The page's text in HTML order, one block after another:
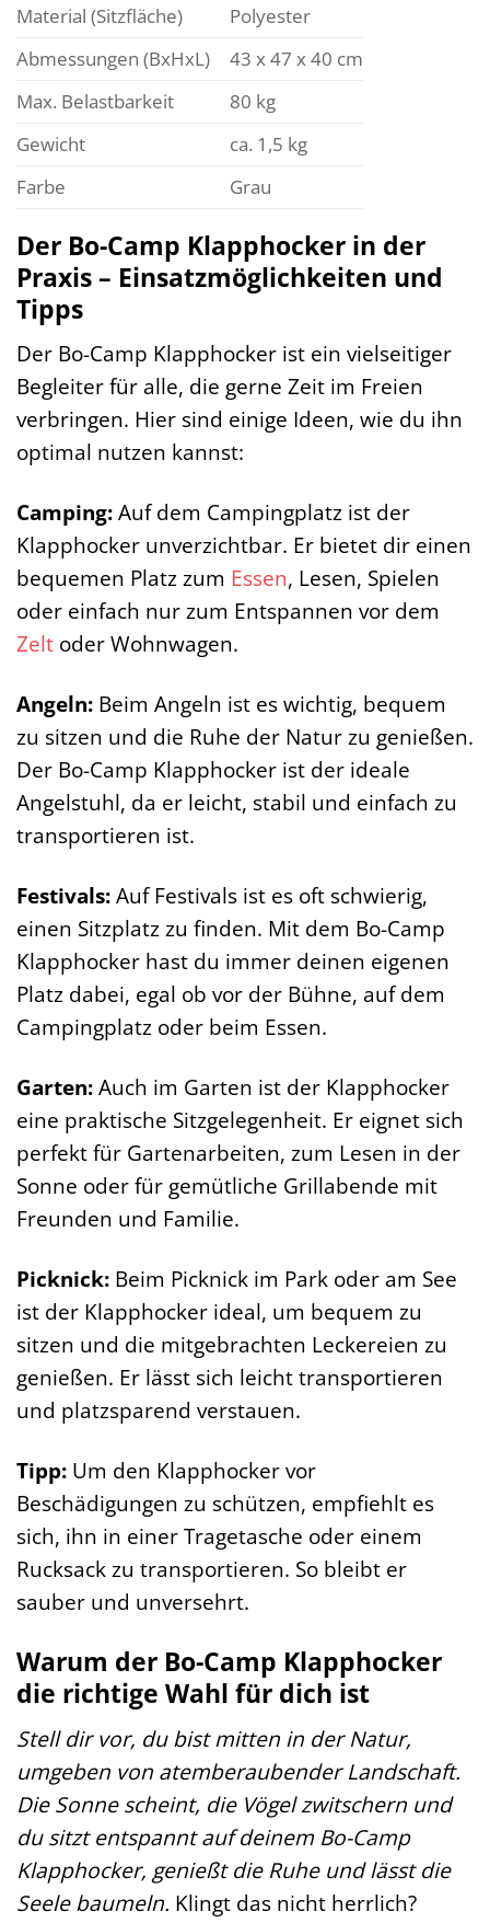
Material (Sitzfläche)
Polyester
Abmessungen (BxHxL)
43 x 47 x 40 cm
Max. Belastbarkeit
80 kg
Gewicht
ca. 1,5 kg
Farbe
Grau
Der Bo-Camp Klapphocker in der
Praxis – Einsatzmöglichkeiten und
Tipps
Der Bo-Camp Klapphocker ist ein vielseitiger
Begleiter für alle, die gerne Zeit im Freien
verbringen. Hier sind einige Ideen, wie du ihn
optimal nutzen kannst:
Camping:Auf dem Campingplatz ist der
Klapphocker unverzichtbar. Er bietet dir einen
bequemen Platz zum Essen, Lesen, Spielen
oder einfach nur zum Entspannen vor dem
Zelt oder Wohnwagen.
Angeln: Beim Angeln ist es wichtig, bequem
zu sitzen und die Ruhe der Natur zu genießen.
Der Bo-Camp Klapphocker ist der ideale
Angelstuhl, da er leicht, stabil und einfach zu
transportieren ist.
Festivals:Auf Festivals ist es oft schwierig,
einen Sitzplatz zu finden. Mit dem Bo-Camp
Klapphocker hast du immer deinen eigenen
Platz dabei, egal ob vor der Bühne, auf dem
Campingplatz oder beim Essen.
Garten:Auch im Garten ist der Klapphocker
eine praktische Sitzgelegenheit. Er eignet sich
perfekt für Gartenarbeiten, zum Lesen in der
Sonne oder für gemütliche Grillabende mit
Freunden und Familie.
Picknick: Beim Picknick im Park oder am See
ist der Klapphocker ideal, um bequem zu
sitzen und die mitgebrachten Leckereien zu
genießen. Er lässt sich leicht transportieren
und platzsparend verstauen.
Tipp: Um den Klapphocker vor
Beschädigungen zu schützen, empfiehlt es
sich, ihn in einer Tragetasche oder einem
Rucksack zu transportieren. So bleibt er
sauber und unversehrt.
Warum der Bo-Camp Klapphocker
die richtige Wahl für dich ist
Stell dir vor, du bist mitten in der Natur,
umgeben von atemberaubender Landschaft.
Die Sonne scheint, die Vögel zwitschern und
du sitzt entspannt auf deinem Bo-Camp
Klapphocker, genießt die Ruhe und lässt die
Seele baumeln. Klingt das nicht herrlich?